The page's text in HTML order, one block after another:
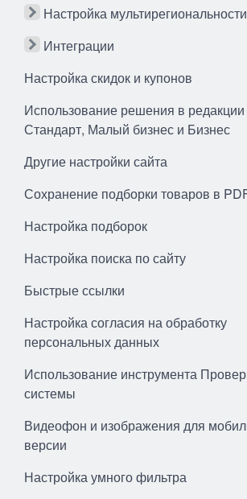
Настройка мультирегиональности
Интеграции
Настройка скидок и купонов
Использование решения в редакции
Стандарт, Малый бизнес и Бизнес
Другие настройки сайта
Сохранение подборки товаров в
Настройка подборок
Настройка поиска по сайту
Быстрые ссылки
Настройка согласия на обработку
персональных данных
Использование инструмента
системы
Видеофон и изображения для
версии
Настройка умного фильтра